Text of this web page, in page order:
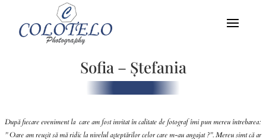
Sofia – Ștefania
După fiecare eveniment la care am fost invitat în calitate de fotograf îmi pun mereu întrebarea:
” Oare am reușit să mă ridic la nivelul așteptărilor celor care m-au angajat ?”. Mereu simt că ar